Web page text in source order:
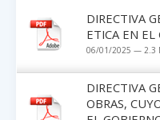
DIRECTIVA
ETICA EN EL
06/01/2025 — 2.3
DIRECTIVA
OBRAS,